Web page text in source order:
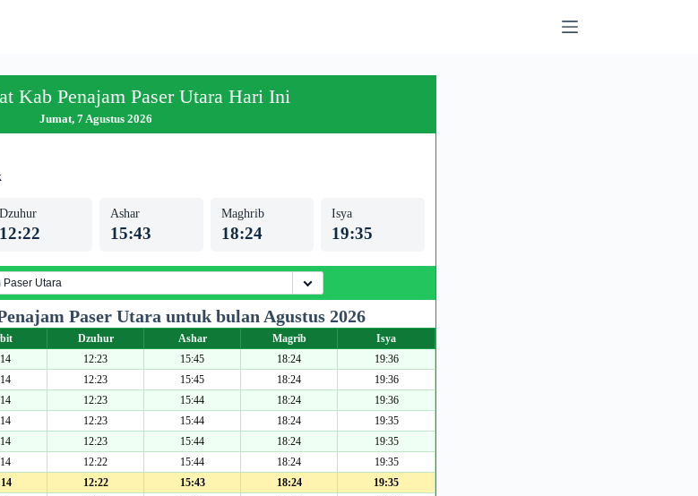
Kab Penajam Paser Utara Hari Ini
Jumat, 7 Agustus 2026
Dzuhur
12:22
Ashar
15:43
Maghrib
18:24
Isya
19:35
Paser Utara untuk bulan Agustus 2026
Dzuhur Ashar Magrib
Isya
12:23 15:45 18:24
19:36
12:23 15:45 18:24
19:36
12:23 15:44 18:24
19:36
12:23 15:44 18:24
19:35
12:23 15:44 18:24
19:35
12:22 15:44 18:24
19:35
12:22 15:43 18:24
19:35